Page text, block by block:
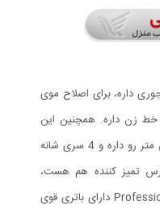
داره، برای اصلاح موی
زن داره. همچنین این
ماشین قالیت اصلاح از 0.1 تا 3 میلی متر رو داره و 4 سری شانه
تمیز کننده هم هست،
ماشین اصلاح مو GODFREY مدل Profession دارای باتری قوی